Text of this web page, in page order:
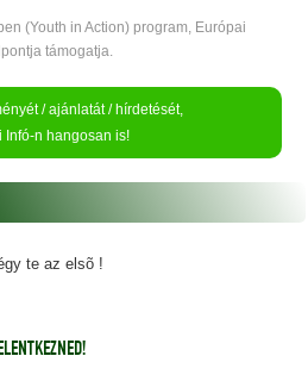
(Youth in Action) program, Európai
támogatja.
/ ajánlatát / hírdetését,
Infó-n hangosan is!
te az elsõ !